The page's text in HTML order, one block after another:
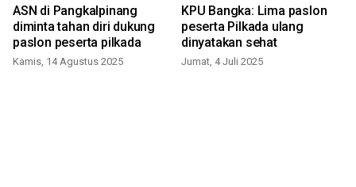
ASN di Pangkalpinang
diminta tahan diri dukung
paslon peserta pilkada
Kamis, 14 Agustus 2025
KPU Bangka: Lima paslon
peserta Pilkada ulang
dinyatakan sehat
Jumat, 4 Juli 2025